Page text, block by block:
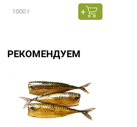
1000 г
РЕКОМЕНДУЕМ